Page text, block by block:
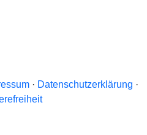
· Datenschutzerklärung ·